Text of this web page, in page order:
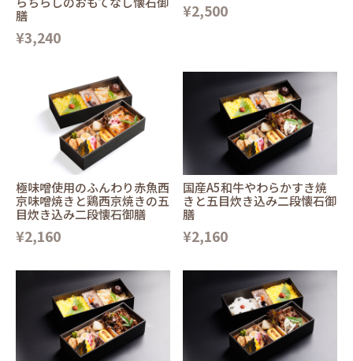
膳
¥3,240
¥2,500
極味噌使用のふんわり赤魚西
京味噌焼きと鶏西京焼きの五
目炊き込み二段懐石御膳
¥2,160
国産A5和牛やわらかすき焼
きと五目炊き込み二段懐石御
膳
¥2,160